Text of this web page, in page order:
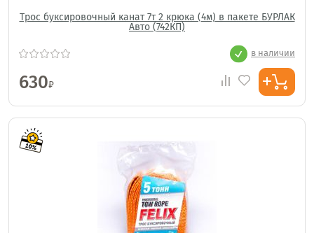
Трос буксировочный канат 7т 2 крюка (4м) в пакете БУРЛАК
Авто (742КП)
в наличии
630₽